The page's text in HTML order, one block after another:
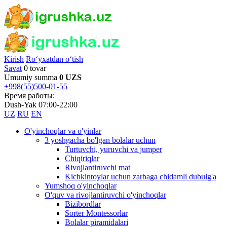
Kirish Ro‘yxatdan o‘tish
Savat 0 tovar
Umumiy summa 0 UZS
+998(55)500-01-55
Время работы:
Dush-Yak 07:00-22:00
UZ RU EN
O'yinchoqlar va o'yinlar
3 yoshgacha bo'lgan bolalar uchun
Turtuvchi, yuruvchi va jumper
Chiqiriqlar
Rivojlantiruvchi mat
Kichkintoylar uchun zarbaga chidamli dubulg'a
Yumshoq o'yinchoqlar
O'quv va rivojlantiruvchi o'yinchoqlar
Bizibordlar
Sorter Montessorlar
Bolalar piramidalari